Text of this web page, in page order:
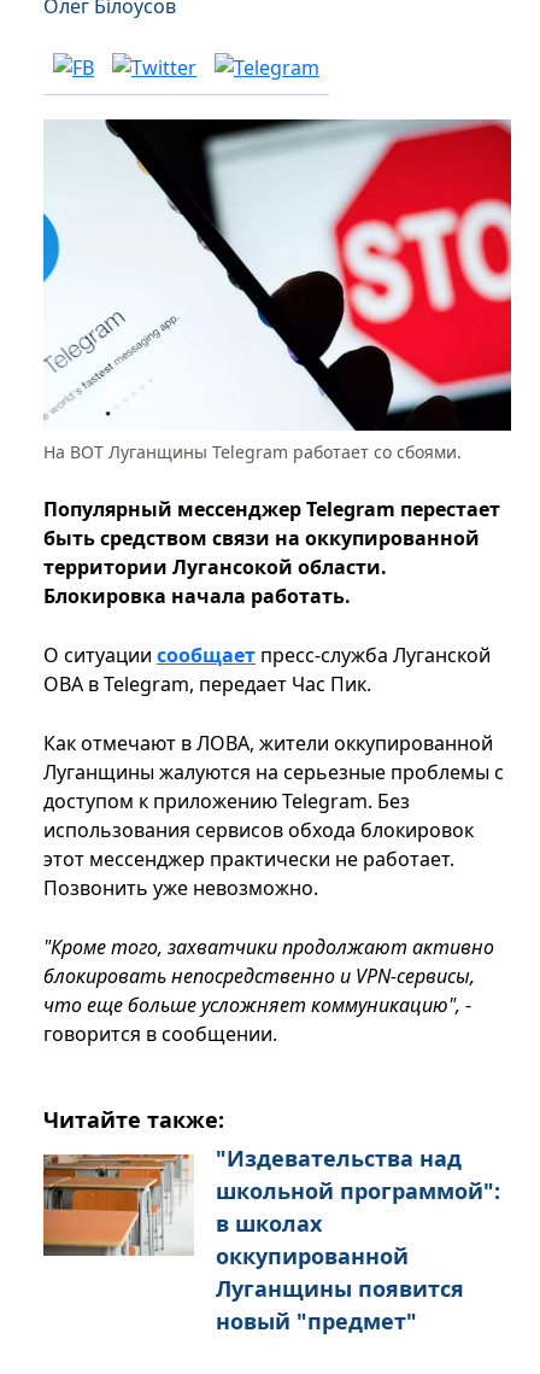
Олег Білоусов
На ВОТ Луганщины Telegram работает со сбоями.
Популярный мессенджер Telegram перестает
быть средством связи на оккупированной
территории Лугансокой области.
Блокировка начала работать.
О ситуации сообщает пресс-служба Луганской
ОВА в Telegram, передает Час Пик.
Как отмечают в ЛОВА, жители оккупированной
Луганщины жалуются на серьезные проблемы с
доступом к приложению Telegram. Без
использования сервисов обхода блокировок
этот мессенджер практически не работает.
Позвонить уже невозможно.
"Кроме того, захватчики продолжают активно
блокировать непосредственно и VPN-сервисы,
что еще больше усложняет коммуникацию", -
говорится в сообщении.
Читайте также:
"Издевательства над
школьной программой":
в школах
оккупированной
Луганщины появится
новый "предмет"